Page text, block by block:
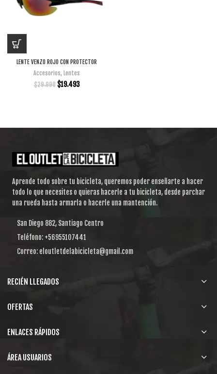
LENTE VENZO ROJO CON PROTECTOR
Accesorios, Lentes
$29.990 $19.493
Aprende todo sobre tu bicicleta, queremos poder enseñarte a hacer
todo lo que necesites o quieras hacerle a tu bicicleta, desde parchar
una rueda hasta armarla o hacerle una mantención.
San Diego 882, Santiago Centro
Teléfono: +56955107441
Correo: eloutletdelabicicleta@gmail.com
RECIÉN LLEGADOS
OFERTAS
ENLACES RÁPIDOS
ÁREA USUARIOS